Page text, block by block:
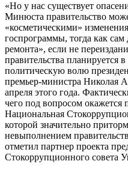
«Но у нас существует
Минюста правительство
«косметическими»
госпрограммы, тогда как сам
ремонта», если не
правительства планируется
политическую волю
премьер-министра Николая
апреля этого года.
чего под вопросом окажется
Национальная
которой значительно
невыполнением
отметил партнер проекта
Стокоррупционного совета